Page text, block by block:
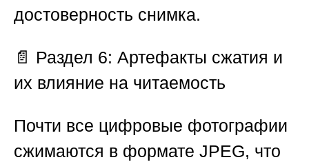
достоверность снимка.
📄 Раздел 6: Артефакты сжатия и
их влияние на читаемость
Почти все цифровые фотографии
сжимаются в формате JPEG, что